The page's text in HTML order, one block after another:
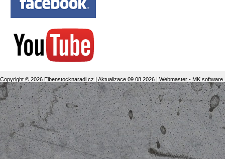
Copyright © 2026 Eibenstocknaradi.cz | Aktualizace 09.08.2026 | Webmaster - MK software